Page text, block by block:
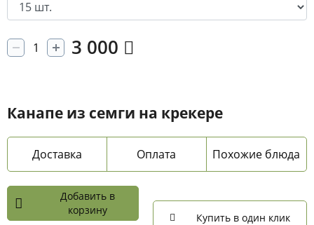
Канапе из семги на крекере
Доставка Оплата Похожие блюда
3 000
Добавить в
корзину
Купить в один клик